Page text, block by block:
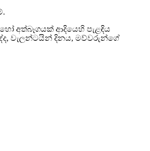
අත්බෑගයක් ආදියෙහි පැළඳිය
වැලන්ටයින් දිනය, මව්වරුන්ගේ